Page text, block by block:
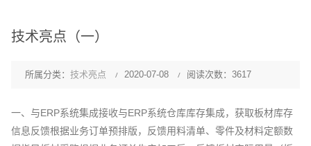
技术亮点（一）
所属分类： 技术亮点 2020-07-08 阅读次数：3617
一、与ERP系统集成接收与ERP系统仓库库存集成，获取板材库存
信息反馈根据业务订单预排版，反馈用料清单、零件及材料定额数